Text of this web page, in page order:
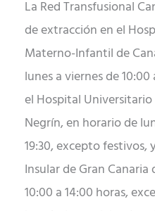
La Red Transfusional
de extracción en el
Materno-Infantil de
lunes a viernes de
el Hospital Universitario
Negrín, en horario de
19:30, excepto
Insular de Gran
10:00 a 14:00 horas,